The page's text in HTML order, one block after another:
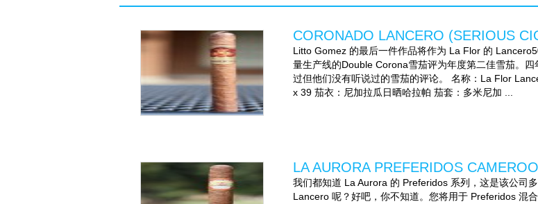
CORONADO LANCERO (SERIOUS
Litto Gomez 的最后一件作品将作为 La Flor 的
量生产线的Double Corona雪茄评为年度第二佳雪茄。
过但他们没有听说过的雪茄的评论。 名称：La Flor
x 39 茄衣：尼加拉瓜日晒哈拉帕 茄套：多米尼加 ...
LA AURORA PREFERIDOS
我们都知道 La Aurora 的 Preferidos 系列，这是该公司
Lancero 呢？好吧，你不知道。您将用于 Preferidos 混